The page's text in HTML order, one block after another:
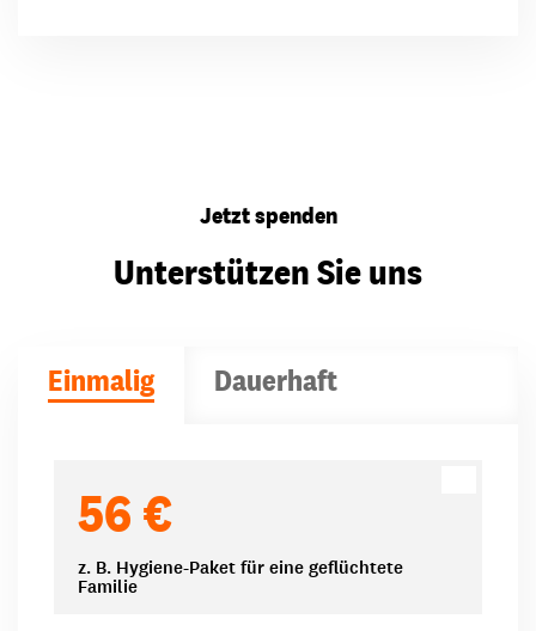
Jetzt spenden
Unterstützen Sie uns
Einmalig Dauerhaft
56 €
z. B. Hygiene-Paket für eine geflüchtete
Familie